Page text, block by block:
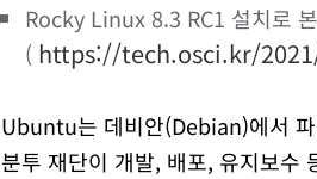
Rocky Linux 8.3 RC1 설치로
( https://tech.osci.kr/
Ubuntu는 데비안(Debian)에서
분투 재단이 개발, 배포, 유지보수